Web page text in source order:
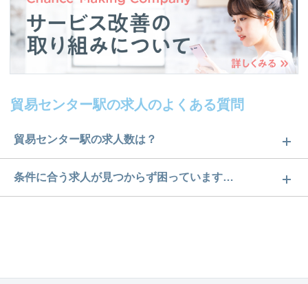
貿易センター駅の求人のよくある質問
貿易センター駅の求人数は？
貿易センター駅の求人数は2件です。どのような求人
があるかぜひチェックしてみてください。
条件に合う求人が見つからず困っています…
無料相談の登録はコチラから